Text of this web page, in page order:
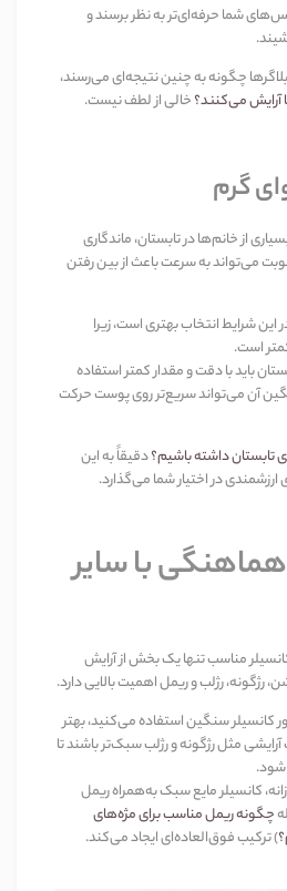
شما حرفه‌ای‌تر به نظر برسند و
.
چگونه به چنین نتیجه‌ای می‌رسند،
آرایش می‌کنند؟خالی از لطف نیست.
گرم
از خانم‌ها در تابستان، ماندگاری
می‌تواند به سرعت باعث از بین رفتن
این شرایط انتخاب بهتری است، زیرا
است.
باید با دقت و مقدار کمتر استفاده
آن می‌تواند سریع‌تر روی پوست حرکت
تابستان داشته باشیم؟دقیقاً به این
در اختیار شما می‌گذارد.
با سایر
مناسب تنها یک بخش از آرایش
رژگونه، رژلب و ریمل اهمیت بالایی دارد.
کانسیلر سنگین استفاده می‌کنید، بهتر
مثل رژگونه و رژلب سبک‌تر باشند تا
شود.
کانسیلر مایع سبک به‌همراه ریمل
چگونه ریمل مناسب برای مژه‌های
)ترکیب فوق‌العاده‌ای ایجاد می‌کند.